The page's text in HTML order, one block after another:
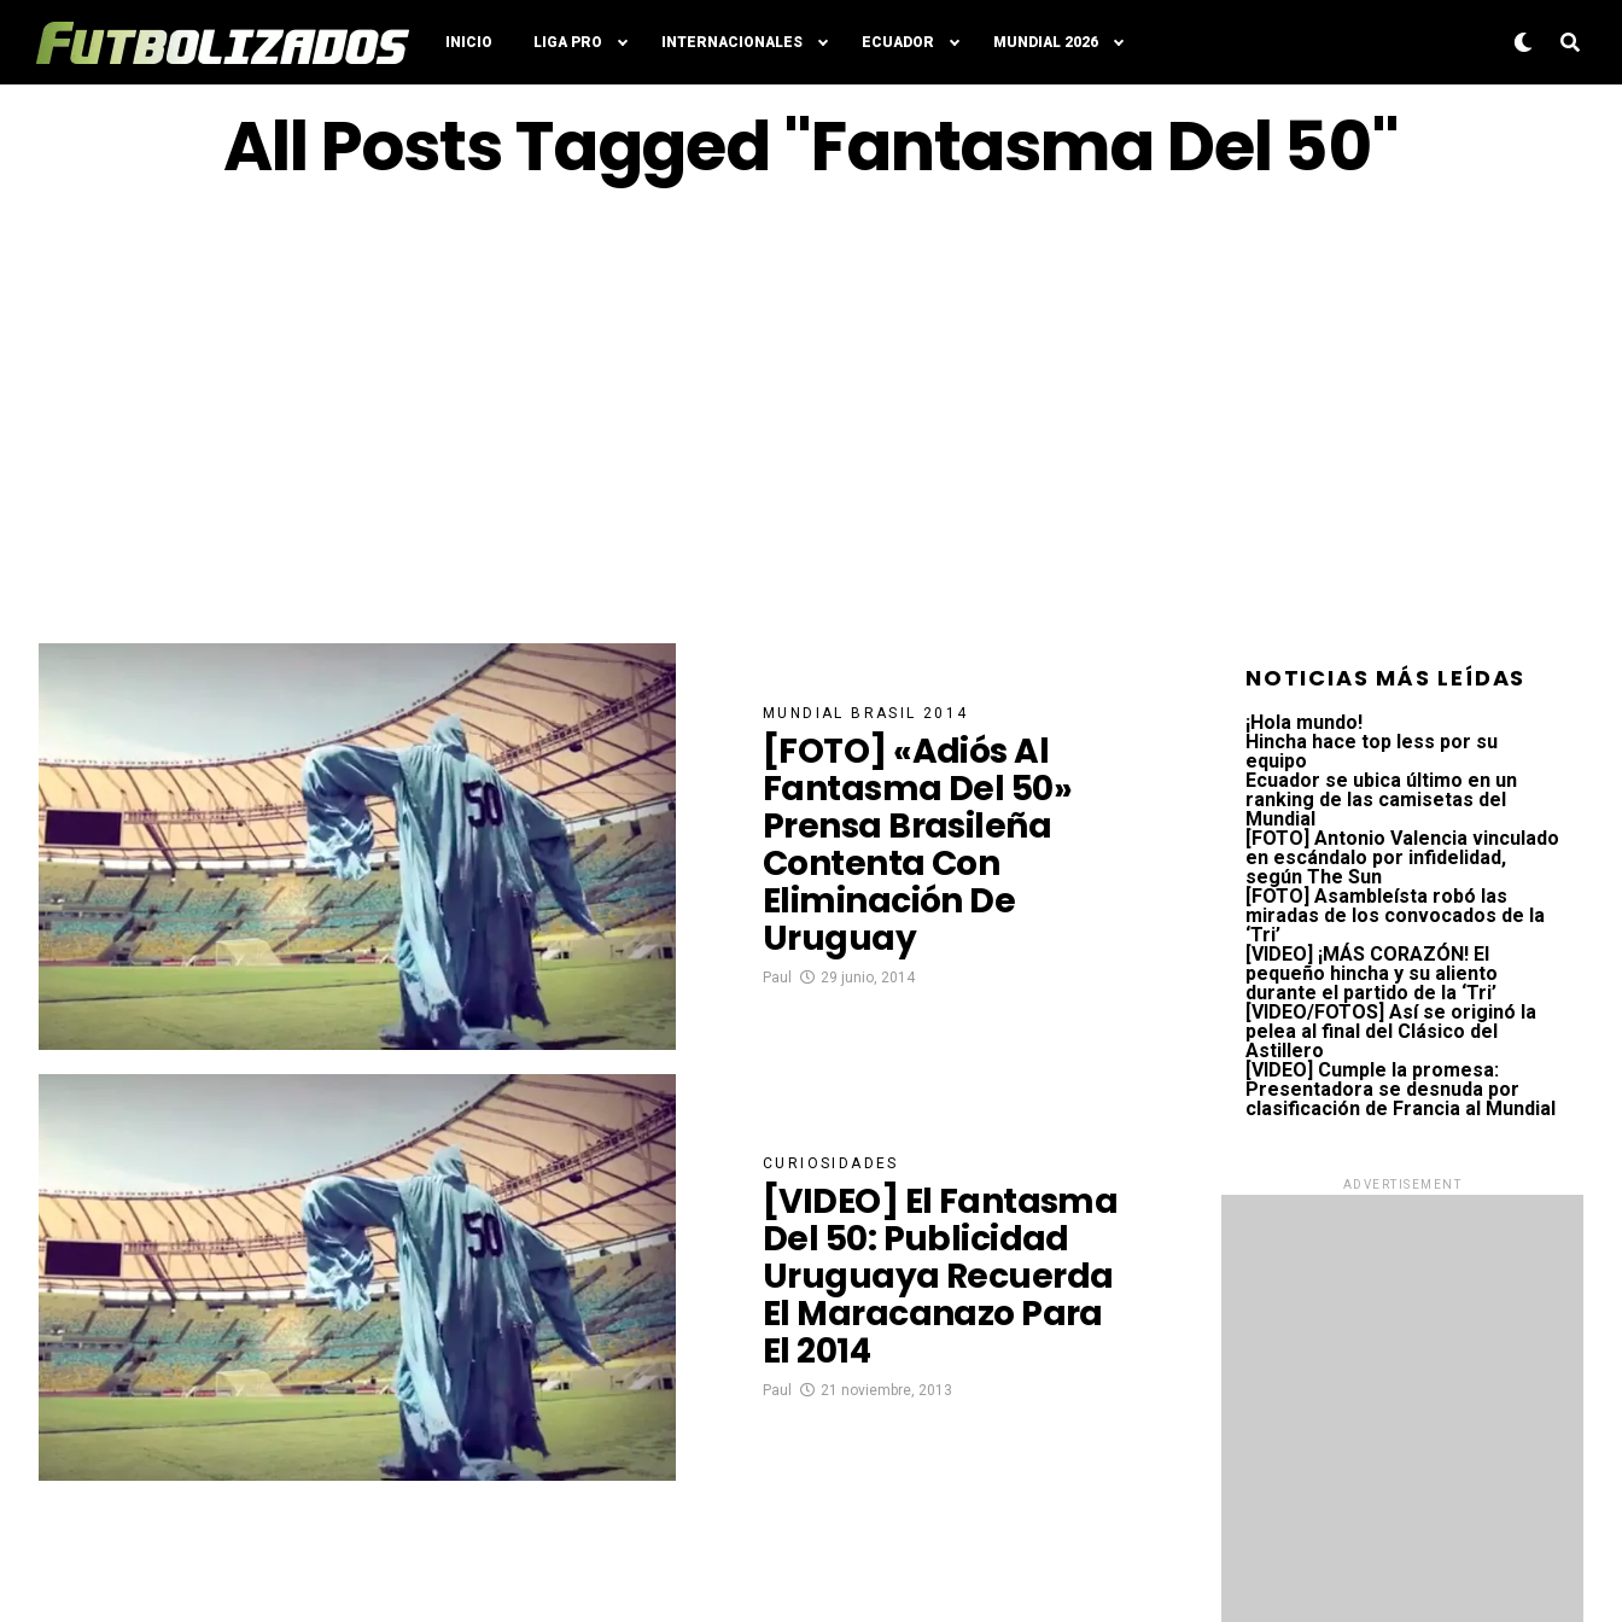
INICIO LIGA PRO INTERNACIONALES ECUADOR MUNDIAL 2026
All Posts Tagged "Fantasma Del 50"
MUNDIAL BRASIL 2014
[FOTO] «Adiós Al
Fantasma Del 50»
Prensa Brasileña
Contenta Con
Eliminación De
Uruguay
Paul 29 junio, 2014
CURIOSIDADES
[VIDEO] El Fantasma
Del 50: Publicidad
Uruguaya Recuerda
El Maracanazo Para
El 2014
Paul 21 noviembre, 2013
NOTICIAS MÁS LEÍDAS
¡Hola mundo!
Hincha hace top less por su
equipo
Ecuador se ubica último en un
ranking de las camisetas del
Mundial
[FOTO] Antonio Valencia vinculado
en escándalo por infidelidad,
según The Sun
[FOTO] Asambleísta robó las
miradas de los convocados de la
‘Tri’
[VIDEO] ¡MÁS CORAZÓN! El
pequeño hincha y su aliento
durante el partido de la ‘Tri’
[VIDEO/FOTOS] Así se originó la
pelea al final del Clásico del
Astillero
[VIDEO] Cumple la promesa:
Presentadora se desnuda por
clasificación de Francia al Mundial
ADVERTISEMENT